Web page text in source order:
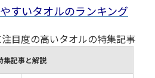
すいタオルのランキング
目度の高いタオルの特集記事
集記事と解説